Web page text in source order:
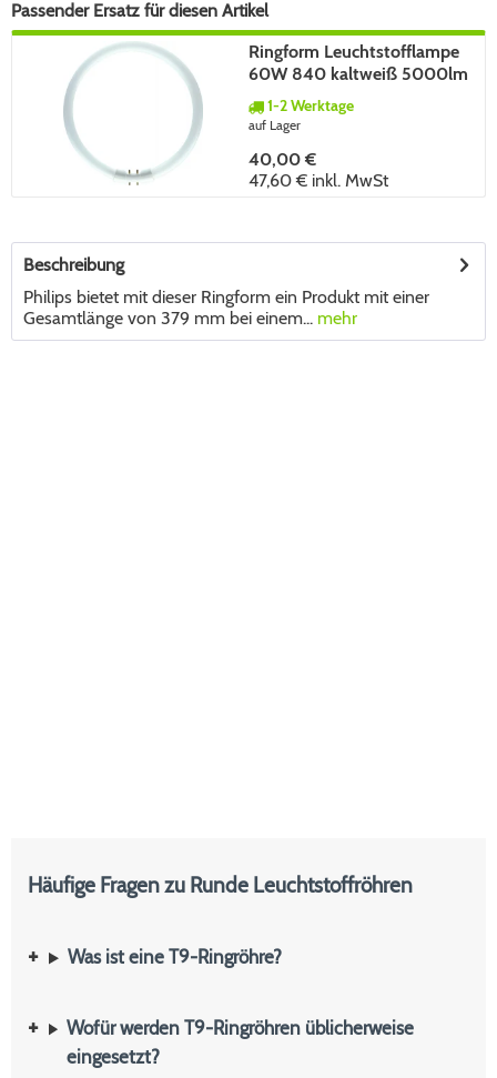
Passender Ersatz für diesen Artikel
Ringform Leuchtstofflampe
60W 840 kaltweiß 5000lm
dimmbar 2GX13 360° 379mm
1-2 Werktage
auf Lager
40,00 €
47,60 € inkl. MwSt
Beschreibung
Philips bietet mit dieser Ringform ein Produkt mit einer
Gesamtlänge von 379 mm bei einem... mehr
Häufige Fragen zu Runde Leuchtstoffröhren
Was ist eine T9-Ringröhre?
Wofür werden T9-Ringröhren üblicherweise
eingesetzt?